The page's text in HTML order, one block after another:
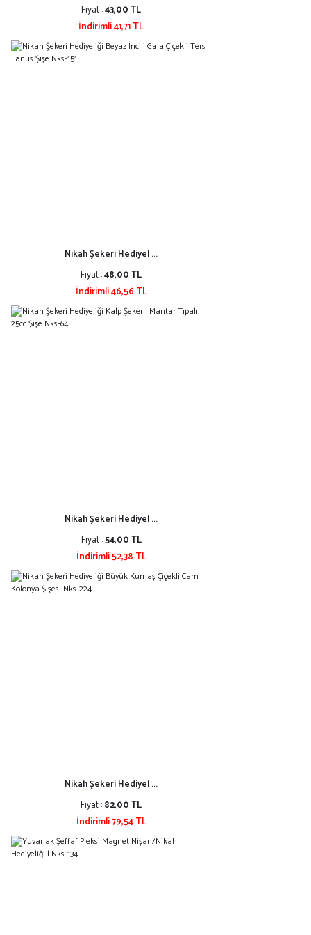
Fiyat :43,00 TL
İndirimli 41,71 TL
Nikah Şekeri Hediyel ...
Fiyat :48,00 TL
İndirimli 46,56 TL
Nikah Şekeri Hediyel ...
Fiyat :54,00 TL
İndirimli 52,38 TL
Nikah Şekeri Hediyel ...
Fiyat :82,00 TL
İndirimli 79,54 TL